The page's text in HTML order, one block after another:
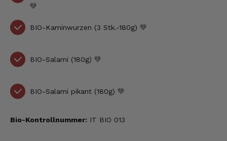
💚
BIO-Kaminwurzen (3 Stk.-180g) 💚
BIO-Salami (180g) 💚
BIO-Salami pikant (180g) 💚
Bio-Kontrollnummer: IT BIO 013